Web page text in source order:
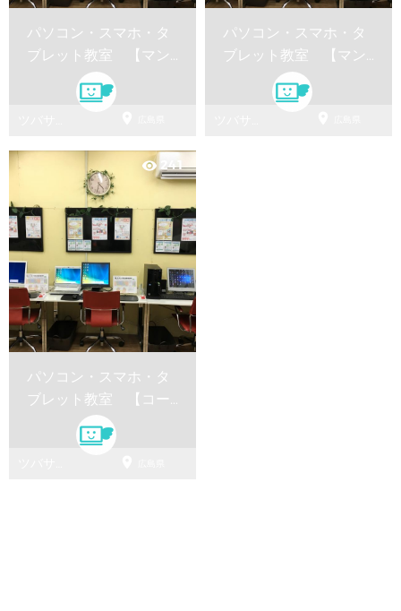
パソコン・スマホ・タ
ブレット教室 【マン
ツーマンレッスン】
室
パソコン・スマホ・タ
ブレット教室 【マン
ツーマンレッスン】
visibility 241
パソコン・スマホ・タ
ブレット教室 【コー
スレッスン】